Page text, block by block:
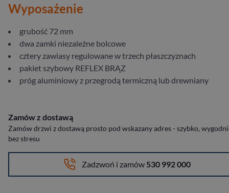
Wyposażenie
grubość 72 mm
dwa zamki niezależne bolcowe
cztery zawiasy regulowane w trzech płaszczyznach
pakiet szybowy REFLEX BRĄZ
próg aluminiowy z przegrodą termiczną lub drewniany
Zamów z dostawą
Zamów drzwi z dostawą prosto pod wskazany adres - szybko,
bez stresu
Zadzwoń i zamów 530 992 000